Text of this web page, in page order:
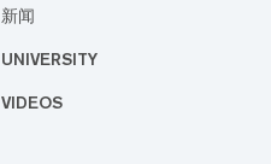
新闻
UNIVERSITY
VIDEOS